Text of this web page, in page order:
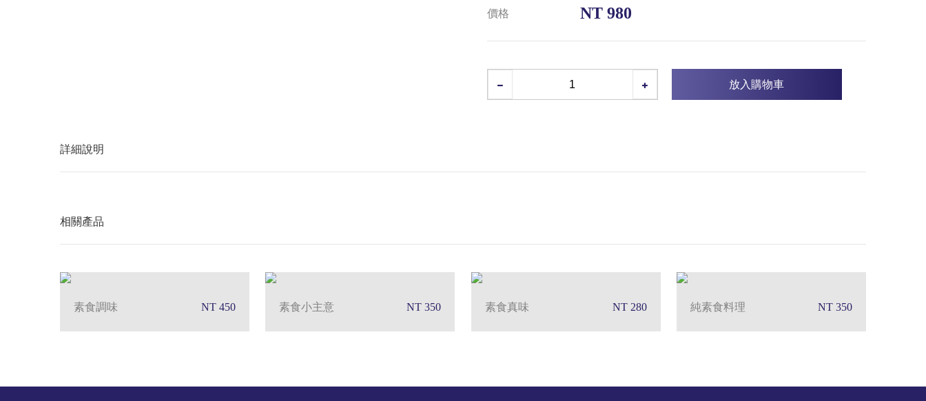
價格 NT 980
放入購物車
詳細說明
相關產品
素食調味 NT 450 素食小主意 NT 350 素食真味 NT 280 純素食料理 NT 350